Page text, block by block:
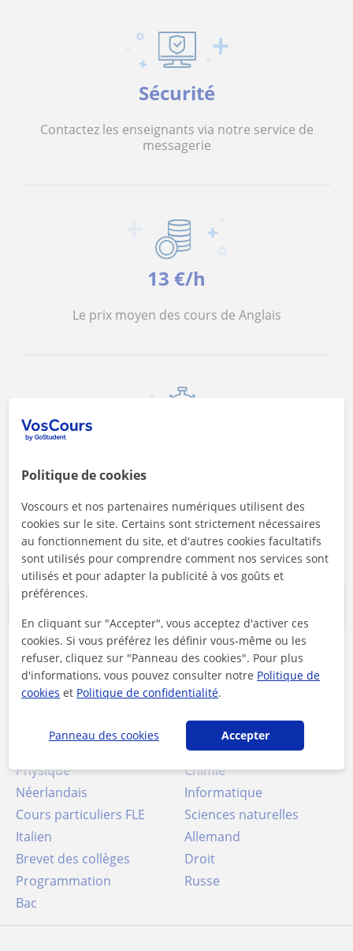
Sécurité
Contactez les enseignants via notre service de
messagerie
13 €/h
Le prix moyen des cours de Anglais
Le délai de réponse de nos professeurs
Soutien scolaire
Collège
Lycée
Université
Cours de conversation
Français
Espagnol
Physique
Chimie
Néerlandais
Informatique
Cours particuliers FLE
Sciences naturelles
Italien
Allemand
Brevet des collèges
Droit
Programmation
Russe
Bac
Politique de cookies
Voscours et nos partenaires numériques utilisent des
cookies sur le site. Certains sont strictement nécessaires
au fonctionnement du site, et d'autres cookies facultatifs
sont utilisés pour comprendre comment nos services sont
utilisés et pour adapter la publicité à vos goûts et
préférences.
En cliquant sur "Accepter", vous acceptez d'activer ces
cookies. Si vous préférez les définir vous-même ou les
refuser, cliquez sur "Panneau des cookies". Pour plus
d'informations, vous pouvez consulter notre Politique de
cookies et Politique de confidentialité.
Panneau des cookies Accepter